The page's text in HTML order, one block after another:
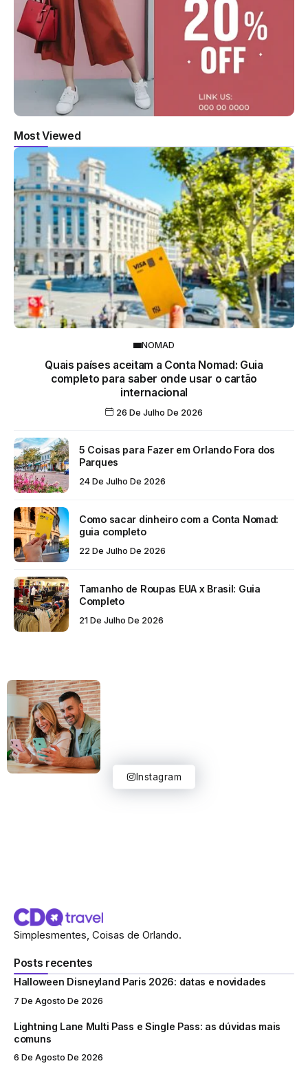
Most Viewed
NOMAD
Quais países aceitam a Conta Nomad: Guia
completo para saber onde usar o cartão
internacional
26 De Julho De 2026
5 Coisas para Fazer em Orlando Fora dos
Parques
24 De Julho De 2026
Como sacar dinheiro com a Conta Nomad:
guia completo
22 De Julho De 2026
Tamanho de Roupas EUA x Brasil: Guia
Completo
21 De Julho De 2026
Instagram
Simplesmentes, Coisas de Orlando.
Posts recentes
Halloween Disneyland Paris 2026: datas e novidades
7 De Agosto De 2026
Lightning Lane Multi Pass e Single Pass: as dúvidas mais
comuns
6 De Agosto De 2026